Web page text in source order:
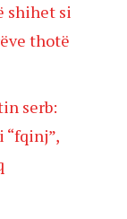
shihet si
thotë
serb:
“fqinj”,